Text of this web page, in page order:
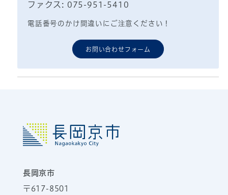
ファクス: 075-951-5410
電話番号のかけ間違いにご注意ください！
お問い合わせフォーム
長岡京市
〒617-8501